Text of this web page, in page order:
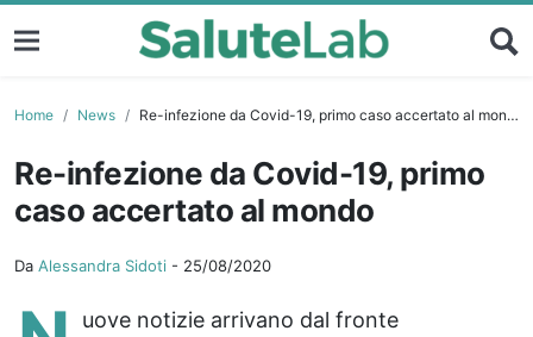
Home News Re-infezione da Covid-19, primo caso accertato al mondo
Re-infezione da Covid-19, primo
caso accertato al mondo
Da Alessandra Sidoti - 25/08/2020
uove notizie arrivano dal fronte